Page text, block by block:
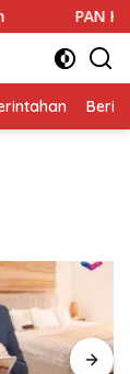
Magelang